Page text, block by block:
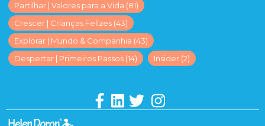
Partilhar | Valores para a Vida (81)
Crescer | Crianças Felizes (43)
Explorar | Mundo & Companhia (43)
Despertar | Primeiros Passos (14) Insider (2)